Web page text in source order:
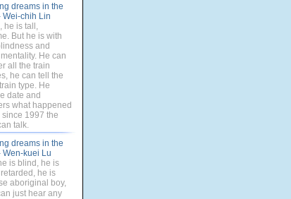
dreams in the
Wei-chih Lin
he is tall,
But he is with
and
He can
all the train
he can tell the
type. He
date and
what happened
since 1997 the
talk.
dreams in the
Wen-kuei Lu
is blind, he is
he is
aboriginal boy,
just hear any